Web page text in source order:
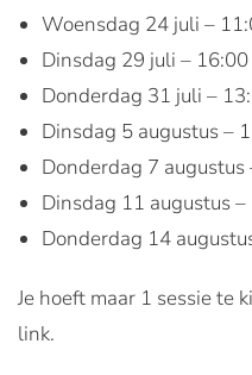
Woensdag 24 juli –
Dinsdag 29 juli – 16:00
Donderdag 31 juli –
Dinsdag 5 augustus –
Donderdag 7 augustus
Dinsdag 11 augustus
Donderdag 14
Je hoeft maar 1 sessie te
link.